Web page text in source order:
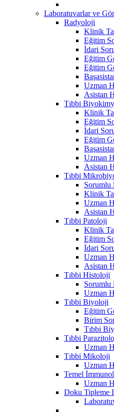
Laboratuvarlar ve
Radyoloji
Klinik
Eğitim
İdari
Eğitim
Eğitim
Uzman
Asistan
Tıbbi
Klinik
Eğitim
İdari
Eğitim
Uzman
Asistan
Tıbbi
Sorumlu
Klinik
Uzman
Asistan
Tıbbi Patoloji
Klinik
Eğitim
İdari
Uzman
Asistan
Tıbbi Histoloji
Sorumlu
Uzman
Tıbbi Biyoloji
Eğitim
Birim
Tıbbi
Tıbbi
Uzman
Tıbbi Mikoloji
Uzman
Temel
Uzman
Doku Tipleme